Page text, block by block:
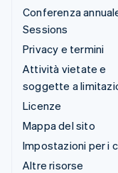
Conferenza
Sessions
Privacy e termini
Attività vietate e
soggette a
Licenze
Mappa del sito
Impostazioni per i
Altre risorse